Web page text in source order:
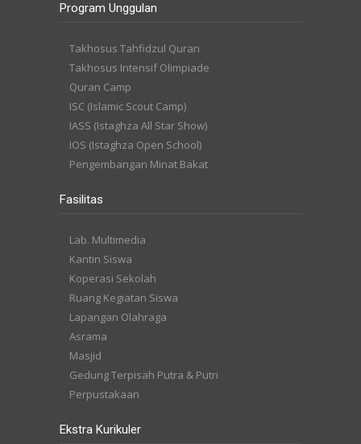
Program Unggulan
Takhosus Tahfidzul Quran
Takhosus Intensif Olimpiade
Quran Camp
ISC (Islamic Scout Camp)
IASS (Istaghza All Star Show)
IOS (Istaghza Open School)
Pengembangan Minat Bakat
Fasilitas
Lab. Multimedia
Kantin Siswa
Koperasi Sekolah
Ruang Kegiatan Siswa
Lapangan Olahraga
Asrama
Masjid
Gedung Terpisah Putra & Putri
Perpustakaan
Ekstra Kurikuler